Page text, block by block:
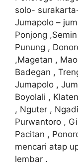
solo-
Jumapolo –
Ponjong
Punung ,
,Magetan ,
Badegan ,
Jumapolo ,
Boyolali ,
, Nguter ,
Purwantoro ,
Pacitan ,
mencari atap
lembar .